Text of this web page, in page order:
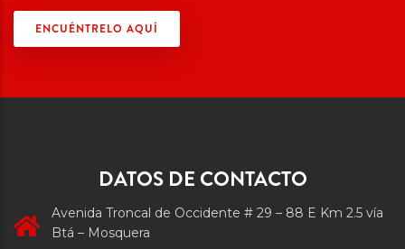
ENCUÉNTRELO AQUÍ
DATOS DE CONTACTO
Avenida Troncal de Occidente # 29 – 88 E Km 2.5 vía
Btá – Mosquera